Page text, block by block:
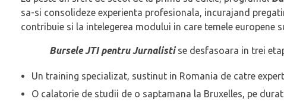
sa-si consolideze experienta profesionala, incurajand
contribuie si la intelegerea modului in care temele
Bursele JTI pentru Jurnalistise desfasoara in trei
Un training specializat, sustinut in Romania de catre
O calatorie de studii de o saptamana la Bruxelles, pe